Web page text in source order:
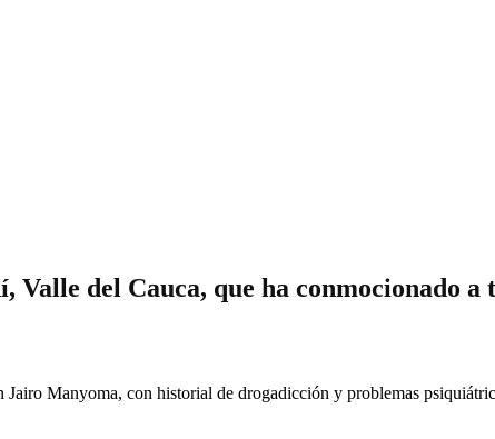
del Cauca, que ha conmocionado a
Manyoma, con historial de drogadicción y problemas